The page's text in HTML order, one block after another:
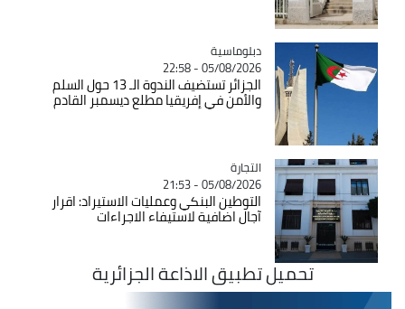
Catégorie
دبلوماسية
05/08/2026 - 22:58
الجزائر تستضيف الندوة الـ 13 حول السلم
والأمن في إفريقيا مطلع ديسمبر القادم
Catégorie
التجارة
05/08/2026 - 21:53
التوطين البنكي وعمليات الاستيراد: اقرار
آجال اضافية لاستيفاء الاجراءات
تحميل تطبيق الاذاعة الجزائرية